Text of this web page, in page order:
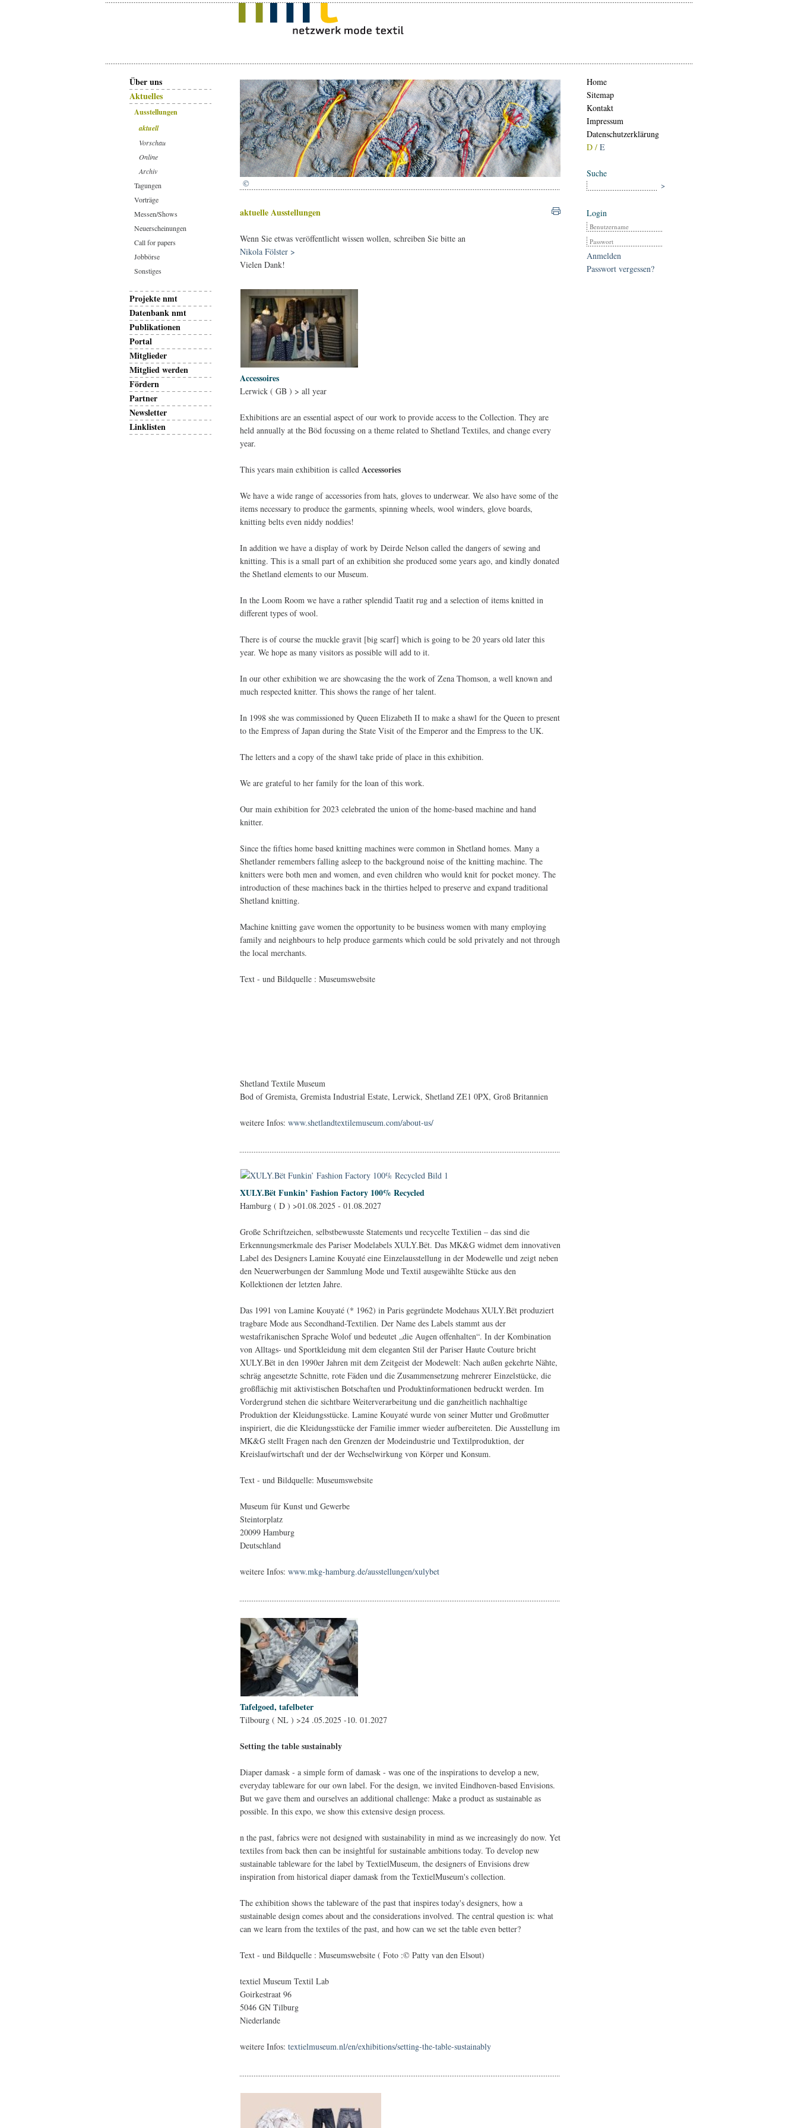
©
aktuelle Ausstellungen
Wenn Sie etwas veröffentlicht wissen wollen, schreiben Sie bitte an
Nikola Fölster >
Vielen Dank!
Accessoires
Lerwick ( GB ) > all year
Exhibitions are an essential aspect of our work to provide access to the Collection. They are
held annually at the Böd focussing on a theme related to Shetland Textiles, and change every
year.
This years main exhibition is calledAccessories
We have a wide range of accessories from hats, gloves to underwear. We also have some of the
items necessary to produce the garments, spinning wheels, wool winders, glove boards,
knitting belts even niddy noddies!
In addition we have a display of work by Deirde Nelson called the dangers of sewing and
knitting. This is a small part of an exhibition she produced some years ago, and kindly donated
the Shetland elements to our Museum.
In the Loom Room we have a rather splendid Taatit rug and a selection of items knitted in
different types of wool.
There is of course the muckle gravit [big scarf] which is going to be 20 years old later this
year. We hope as many visitors as possible will add to it.
In our other exhibition we are showcasing the the work of Zena Thomson, a well known and
much respected knitter. This shows the range of her talent.
In 1998 she was commissioned by Queen Elizabeth II to make a shawl for the Queen to present
to the Empress of Japan during the State Visit of the Emperor and the Empress to the UK.
The letters and a copy of the shawl take pride of place in this exhibition.
We are grateful to her family for the loan of this work.
Our main exhibition for 2023 celebrated the union of the home-based machine and hand
knitter.
Since the fifties home based knitting machines were common in Shetland homes. Many a
Shetlander remembers falling asleep to the background noise of the knitting machine. The
knitters were both men and women, and even children who would knit for pocket money. The
introduction of these machines back in the thirties helped to preserve and expand traditional
Shetland knitting.
Machine knitting gave women the opportunity to be business women with many employing
family and neighbours to help produce garments which could be sold privately and not through
the local merchants.
Text - und Bildquelle : Museumswebsite
Shetland Textile Museum
Bod of Gremista, Gremista Industrial Estate, Lerwick, Shetland ZE1 0PX, Groß Britannien
weitere Infos:www.shetlandtextilemuseum.com/about-us/
XULY.Bët Funkin’ Fashion Factory 100% Recycled
Hamburg ( D ) >01.08.2025 - 01.08.2027
Große Schriftzeichen, selbstbewusste Statements und recycelte Textilien – das sind die
Erkennungsmerkmale des Pariser Modelabels XULY.Bët. Das MK&G widmet dem innovativen
Label des Designers Lamine Kouyaté eine Einzelausstellung in der Modewelle und zeigt neben
den Neuerwerbungen der Sammlung Mode und Textil ausgewählte Stücke aus den
Kollektionen der letzten Jahre.
Das 1991 von Lamine Kouyaté (* 1962) in Paris gegründete Modehaus XULY.Bët produziert
tragbare Mode aus Secondhand-Textilien. Der Name des Labels stammt aus der
westafrikanischen Sprache Wolof und bedeutet „die Augen offenhalten“. In der Kombination
von Alltags- und Sportkleidung mit dem eleganten Stil der Pariser Haute Couture bricht
XULY.Bët in den 1990er Jahren mit dem Zeitgeist der Modewelt: Nach außen gekehrte Nähte,
schräg angesetzte Schnitte, rote Fäden und die Zusammensetzung mehrerer Einzelstücke, die
großflächig mit aktivistischen Botschaften und Produktinformationen bedruckt werden. Im
Vordergrund stehen die sichtbare Weiterverarbeitung und die ganzheitlich nachhaltige
Produktion der Kleidungsstücke. Lamine Kouyaté wurde von seiner Mutter und Großmutter
inspiriert, die die Kleidungsstücke der Familie immer wieder aufbereiteten. Die Ausstellung im
MK&G stellt Fragen nach den Grenzen der Modeindustrie und Textilproduktion, der
Kreislaufwirtschaft und der der Wechselwirkung von Körper und Konsum.
Text - und Bildquelle: Museumswebsite
Museum für Kunst und Gewerbe
Steintorplatz
20099 Hamburg
Deutschland
weitere Infos:www.mkg-hamburg.de/ausstellungen/xulybet
Tafelgoed, tafelbeter
Tilbourg ( NL ) >24 .05.2025 -10. 01.2027
Setting the table sustainably
Diaper damask - a simple form of damask - was one of the inspirations to develop a new,
everyday tableware for our own label. For the design, we invited Eindhoven-based Envisions.
But we gave them and ourselves an additional challenge: Make a product as sustainable as
possible. In this expo, we show this extensive design process.
n the past, fabrics were not designed with sustainability in mind as we increasingly do now. Yet
textiles from back then can be insightful for sustainable ambitions today. To develop new
sustainable tableware for the label by TextielMuseum, the designers of Envisions drew
inspiration from historical diaper damask from the TextielMuseum's collection.
The exhibition shows the tableware of the past that inspires today's designers, how a
sustainable design comes about and the considerations involved. The central question is: what
can we learn from the textiles of the past, and how can we set the table even better?
Text - und Bildquelle : Museumswebsite ( Foto :© Patty van den Elsout)
textiel Museum Textil Lab
Goirkestraat 96
5046 GN Tilburg
Niederlande
weitere Infos:textielmuseum.nl/en/exhibitions/setting-the-table-sustainably
Über uns
Aktuelles
Ausstellungen
aktuell
Vorschau
Online
Archiv
Tagungen
Vorträge
Messen/Shows
Neuerscheinungen
Call for papers
Jobbörse
Sonstiges
Projekte nmt
Datenbank nmt
Publikationen
Portal
Mitglieder
Mitglied werden
Fördern
Partner
Newsletter
Linklisten
Home
Sitemap
Kontakt
Impressum
Datenschutzerklärung
D / E
Suche
Login
Anmelden
Passwort vergessen?